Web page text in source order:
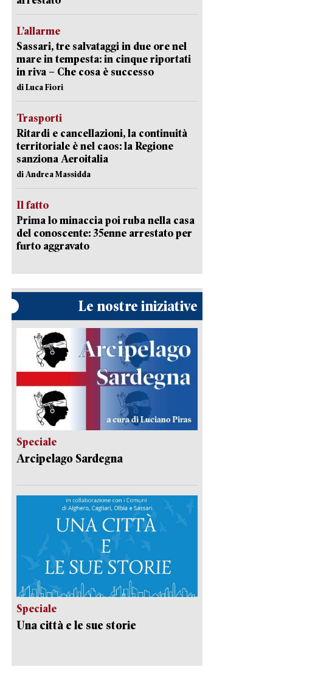
L’allarme
Sassari, tre salvataggi in due ore nel
mare in tempesta: in cinque riportati
in riva – Che cosa è successo
di Luca Fiori
Trasporti
Ritardi e cancellazioni, la continuità
territoriale è nel caos: la Regione
sanziona Aeroitalia
di Andrea Massidda
Il fatto
Prima lo minaccia poi ruba nella casa
del conoscente: 35enne arrestato per
furto aggravato
Le nostre iniziative
Speciale
Arcipelago Sardegna
Speciale
Una città e le sue storie